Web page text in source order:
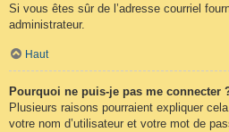
Si vous êtes sûr de l’adresse courriel
administrateur.
Haut
Pourquoi ne puis-je pas me connecter
Plusieurs raisons pourraient expliquer
votre nom d’utilisateur et votre mot de